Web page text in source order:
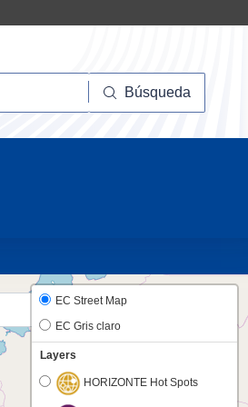
Búsqueda
EC Street Map
EC Gris claro
Layers
HORIZONTE Hot Spots